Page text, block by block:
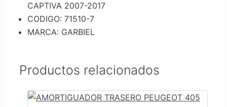
CAPTIVA 2007-2017
CODIGO: 71510-7
MARCA: GARBIEL
Productos relacionados